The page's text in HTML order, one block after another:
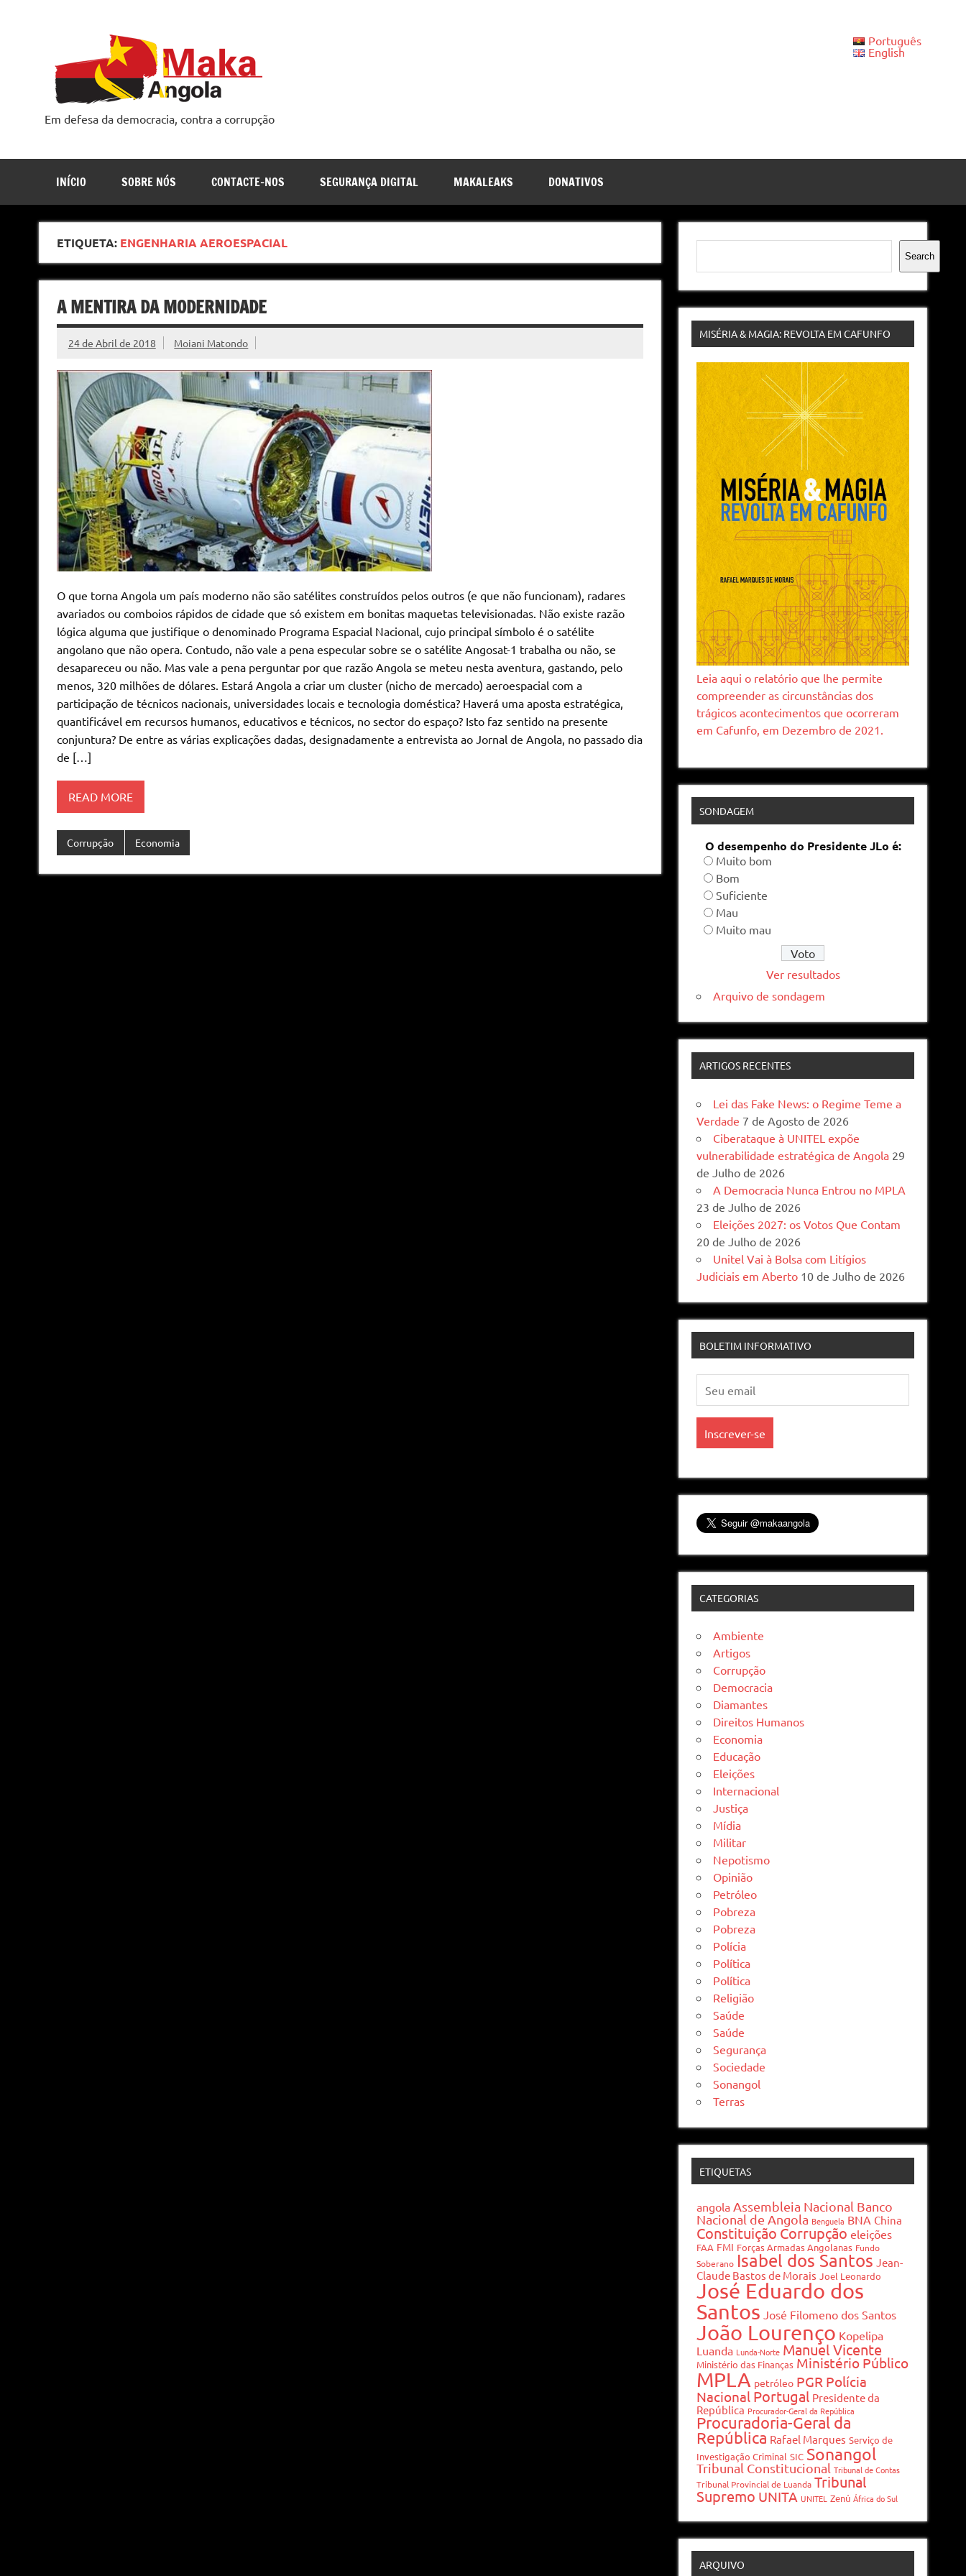
Em defesa da democracia, contra a corrupção
Português
English
INÍCIO SOBRE NÓS CONTACTE-NOS SEGURANÇA DIGITAL MAKALEAKS DONATIVOS
ETIQUETA: ENGENHARIA AEROESPACIAL
A MENTIRA DA MODERNIDADE
24 de Abril de 2018 Moiani Matondo
O que torna Angola um país moderno não são satélites construídos pelos outros (e que não funcionam), radares
avariados ou comboios rápidos de cidade que só existem em bonitas maquetas televisionadas. Não existe razão
lógica alguma que justifique o denominado Programa Espacial Nacional, cujo principal símbolo é o satélite
angolano que não opera. Contudo, não vale a pena especular sobre se o satélite Angosat-1 trabalha ou não, se
desapareceu ou não. Mas vale a pena perguntar por que razão Angola se meteu nesta aventura, gastando, pelo
menos, 320 milhões de dólares. Estará Angola a criar um cluster (nicho de mercado) aeroespacial com a
participação de técnicos nacionais, universidades locais e tecnologia doméstica? Haverá uma aposta estratégica,
quantificável em recursos humanos, educativos e técnicos, no sector do espaço? Isto faz sentido na presente
conjuntura? De entre as várias explicações dadas, designadamente a entrevista ao Jornal de Angola, no passado dia
de […]
READ MORE
Corrupção Economia
Pesquisar
Search
MISÉRIA & MAGIA: REVOLTA EM CAFUNFO
Leia aqui o relatório que lhe permite
compreender as circunstâncias dos
trágicos acontecimentos que ocorreram
em Cafunfo, em Dezembro de 2021.
SONDAGEM
O desempenho do Presidente JLo é:
Muito bom
Bom
Suficiente
Mau
Muito mau
Ver resultados
Arquivo de sondagem
ARTIGOS RECENTES
Lei das Fake News: o Regime Teme a
Verdade 7 de Agosto de 2026
Ciberataque à UNITEL expõe
vulnerabilidade estratégica de Angola 29
de Julho de 2026
A Democracia Nunca Entrou no MPLA
23 de Julho de 2026
Eleições 2027: os Votos Que Contam
20 de Julho de 2026
Unitel Vai à Bolsa com Litígios
Judiciais em Aberto 10 de Julho de 2026
BOLETIM INFORMATIVO
CATEGORIAS
Ambiente
Artigos
Corrupção
Democracia
Diamantes
Direitos Humanos
Economia
Educação
Eleições
Internacional
Justiça
Mídia
Militar
Nepotismo
Opinião
Petróleo
Pobreza
Pobreza
Polícia
Política
Política
Religião
Saúde
Saúde
Segurança
Sociedade
Sonangol
Terras
ETIQUETAS
angola Assembleia Nacional Banco
Nacional de Angola Benguela BNA China
Constituição Corrupção eleições
FAA FMI Forças Armadas Angolanas Fundo
Soberano Isabel dos Santos Jean-
Claude Bastos de Morais Joel Leonardo
José Eduardo dos
Santos José Filomeno dos Santos
João Lourenço Kopelipa
Luanda Lunda-Norte Manuel Vicente
Ministério das Finanças Ministério Público
MPLA petróleo PGR Polícia
Nacional Portugal Presidente da
República Procurador-Geral da República
Procuradoria-Geral da
República Rafael Marques Serviço de
Investigação Criminal SIC Sonangol
Tribunal Constitucional Tribunal de Contas
Tribunal Provincial de Luanda Tribunal
Supremo UNITA UNITEL Zenú África do Sul
ARQUIVO